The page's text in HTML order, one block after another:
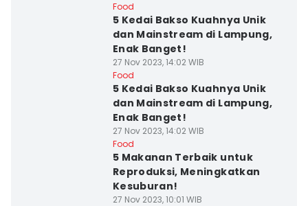
Food
5 Kedai Bakso Kuahnya Unik
dan Mainstream di Lampung,
Enak Banget!
27 Nov 2023, 14:02 WIB
Food
5 Kedai Bakso Kuahnya Unik
dan Mainstream di Lampung,
Enak Banget!
27 Nov 2023, 14:02 WIB
Food
5 Makanan Terbaik untuk
Reproduksi, Meningkatkan
Kesuburan!
27 Nov 2023, 10:01 WIB